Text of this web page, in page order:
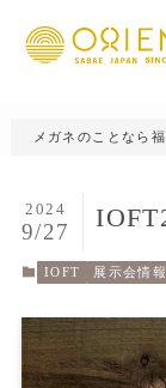
メガネのことなら
2024
9/27
IOFT 展示会情報